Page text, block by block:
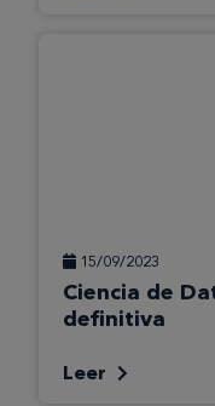
15/09/2023
Ciencia de
definitiva
Leer